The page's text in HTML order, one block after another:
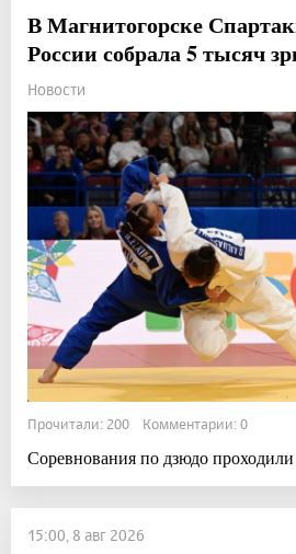
В Магнитогорске
России собрала 5 тысяч
Новости
Прочитали: 200 Комментарии: 0
Соревнования по дзюдо
15:00, 8 авг 2026